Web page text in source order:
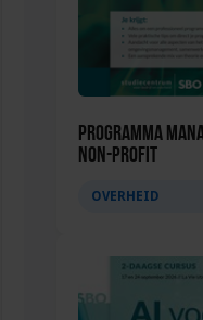
Programma
non-profit
OVERHEID